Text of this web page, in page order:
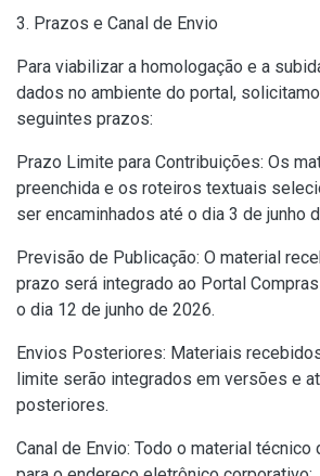
3. Prazos e Canal de Envio
Para viabilizar a homologação e a
dados no ambiente do portal,
seguintes prazos:
Prazo Limite para Contribuições: Os
preenchida e os roteiros textuais
ser encaminhados até o dia 3 de junho
Previsão de Publicação: O material
prazo será integrado ao Portal
o dia 12 de junho de 2026.
Envios Posteriores: Materiais
limite serão integrados em versões e
posteriores.
Canal de Envio: Todo o material técnico